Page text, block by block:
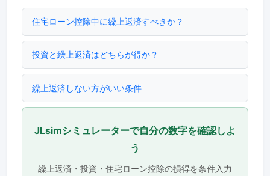
住宅ローン控除中に繰上返済すべきか？
投資と繰上返済はどちらが得か？
繰上返済しない方がいい条件
JLsimシミュレーターで自分の数字を確認しよ
う
繰上返済・投資・住宅ローン控除の損得を条件入力